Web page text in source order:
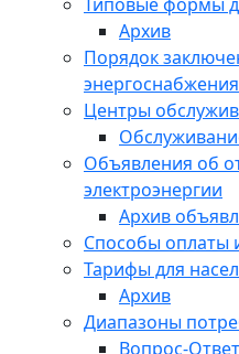
Архив
Порядок
энергоснабжения
Центры
Объявления об
электроэнергии
Архив
Способы оплаты
Тарифы для
Архив
Диапазоны
Вопрос-Ответ